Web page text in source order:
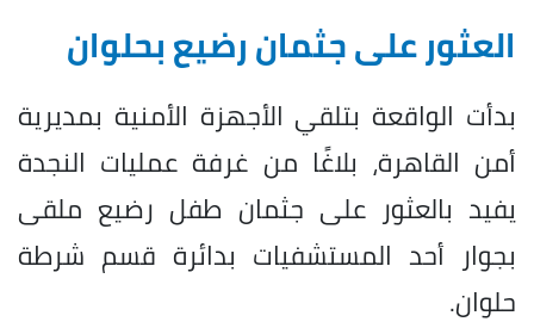
العثور على جثمان رضيع بحلوان
بدأت الواقعة بتلقي الأجهزة الأمنية بمديرية
أمن القاهرة، بلاغًا من غرفة عمليات النجدة
يفيد بالعثور على جثمان طفل رضيع ملقى
بجوار أحد المستشفيات بدائرة قسم شرطة
حلوان.